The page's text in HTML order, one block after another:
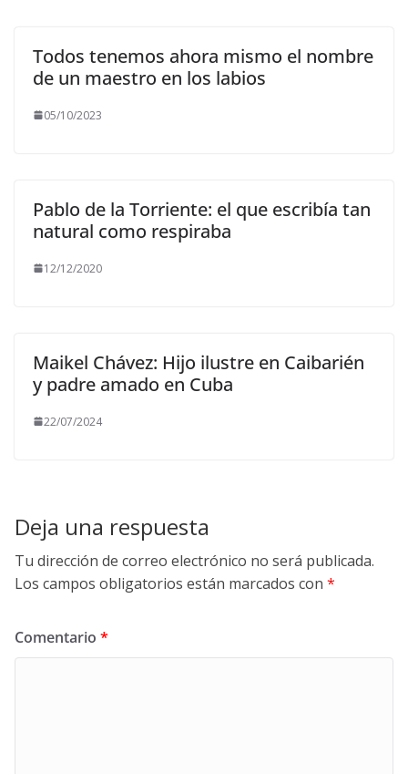
Todos tenemos ahora mismo el nombre
de un maestro en los labios
05/10/2023
Pablo de la Torriente: el que escribía tan
natural como respiraba
12/12/2020
Maikel Chávez: Hijo ilustre en Caibarién
y padre amado en Cuba
22/07/2024
Deja una respuesta
Tu dirección de correo electrónico no será publicada.
Los campos obligatorios están marcados con *
Comentario *